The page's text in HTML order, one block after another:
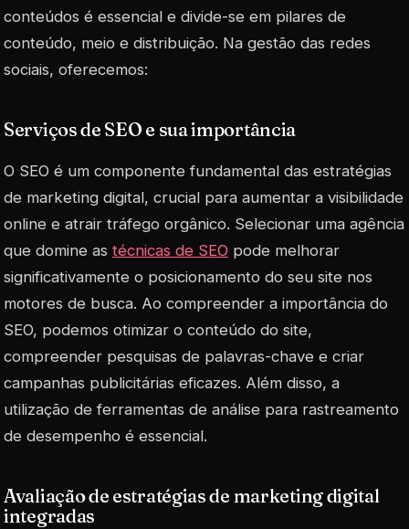
conteúdos é essencial e divide-se em pilares de
conteúdo, meio e distribuição. Na gestão das redes
sociais, oferecemos:
Serviços de SEO e sua importância
O SEO é um componente fundamental das estratégias
de marketing digital, crucial para aumentar a visibilidade
online e atrair tráfego orgânico. Selecionar uma agência
que domine as técnicas de SEO pode melhorar
significativamente o posicionamento do seu site nos
motores de busca. Ao compreender a importância do
SEO, podemos otimizar o conteúdo do site,
compreender pesquisas de palavras-chave e criar
campanhas publicitárias eficazes. Além disso, a
utilização de ferramentas de análise para rastreamento
de desempenho é essencial.
Avaliação de estratégias de marketing digital
integradas